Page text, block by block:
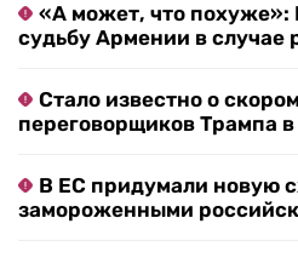
«А может, что похуже»:
судьбу Армении в случае
Стало известно о
переговорщиков Трампа
В ЕС придумали новую
замороженными